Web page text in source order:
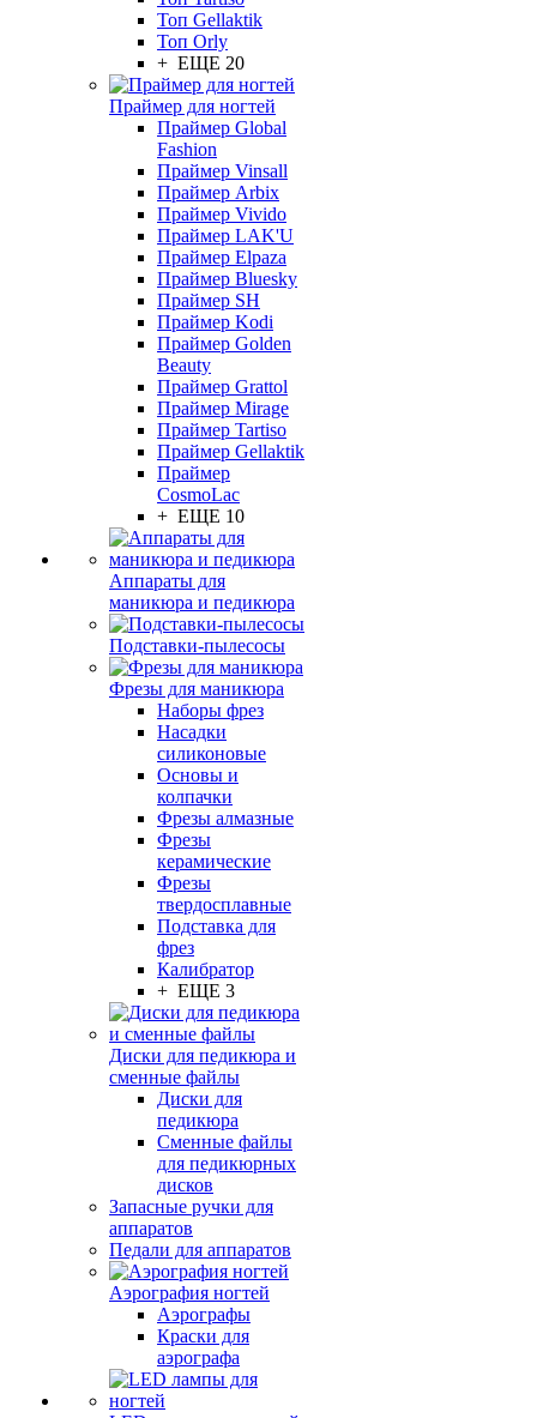
Топ Gellaktik
Топ Orly
+ ЕЩЕ 20
Праймер для ногтей
Праймер Global
Fashion
Праймер Vinsall
Праймер Arbix
Праймер Vivido
Праймер LAK'U
Праймер Elpaza
Праймер Bluesky
Праймер SH
Праймер Kodi
Праймер Golden
Beauty
Праймер Grattol
Праймер Mirage
Праймер Tartiso
Праймер Gellaktik
Праймер
CosmoLac
+ ЕЩЕ 10
Аппараты для
маникюра и педикюра
Подставки-пылесосы
Фрезы для маникюра
Наборы фрез
Насадки
силиконовые
Основы и
колпачки
Фрезы алмазные
Фрезы
керамические
Фрезы
твердосплавные
Подставка для
фрез
Калибратор
+ ЕЩЕ 3
Диски для педикюра и
сменные файлы
Диски для
педикюра
Сменные файлы
для педикюрных
дисков
Запасные ручки для
аппаратов
Педали для аппаратов
Аэрография ногтей
Аэрографы
Краски для
аэрографа